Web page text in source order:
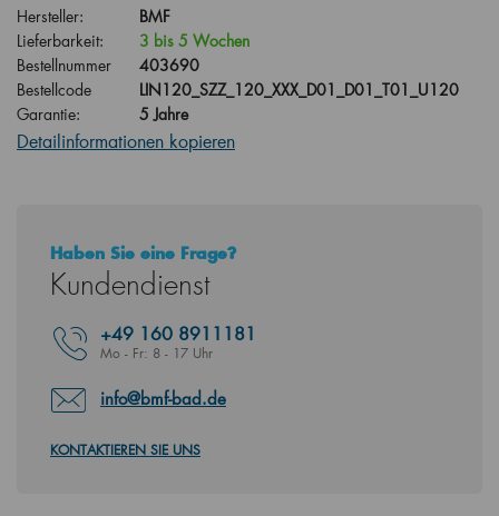
Hersteller:
BMF
Lieferbarkeit:
3 bis 5 Wochen
Bestellnummer
403690
Bestellcode
LIN120_SZZ_120_XXX_D01_D01_T01_U120
Garantie:
5 Jahre
Detailinformationen kopieren
Haben Sie eine Frage?
Kundendienst
+49 160 8911181
Mo - Fr: 8 - 17 Uhr
info@bmf-bad.de
KONTAKTIEREN SIE UNS